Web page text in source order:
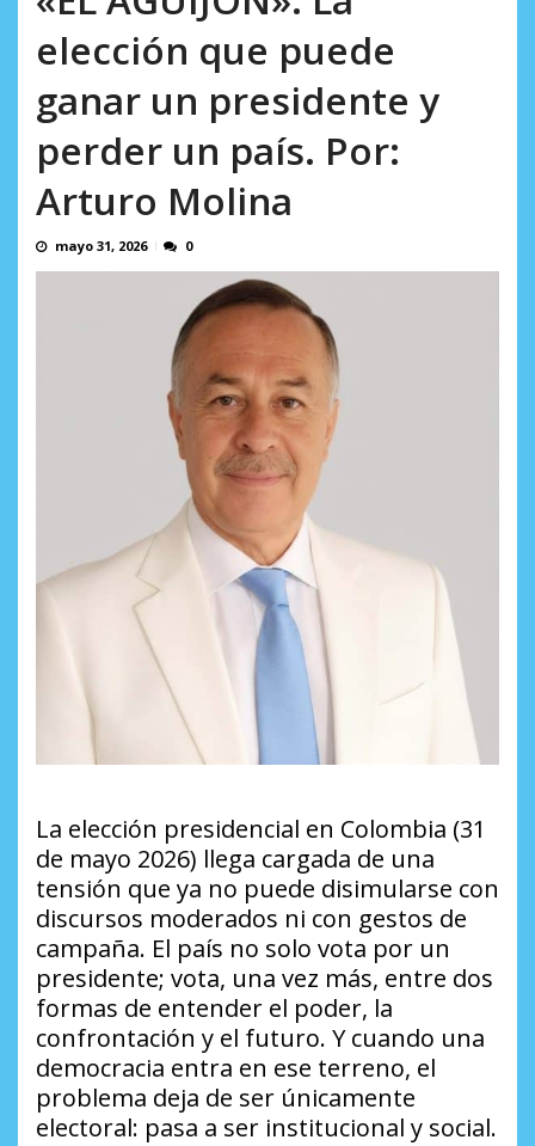
elección que puede
ganar un presidente y
perder un país. Por:
Arturo Molina
mayo 31, 2026 0
La elección presidencial en Colombia (31
de mayo 2026) llega cargada de una
tensión que ya no puede disimularse con
discursos moderados ni con gestos de
campaña. El país no solo vota por un
presidente; vota, una vez más, entre dos
formas de entender el poder, la
confrontación y el futuro. Y cuando una
democracia entra en ese terreno, el
problema deja de ser únicamente
electoral: pasa a ser institucional y social.